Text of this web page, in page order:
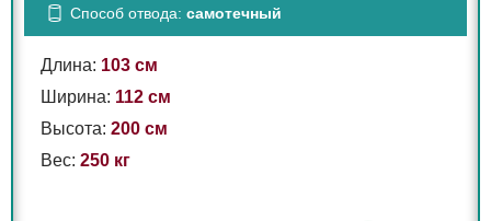
Способ отвода: самотечный
Длина: 103 см
Ширина: 112 см
Высота: 200 см
Вес: 250 кг